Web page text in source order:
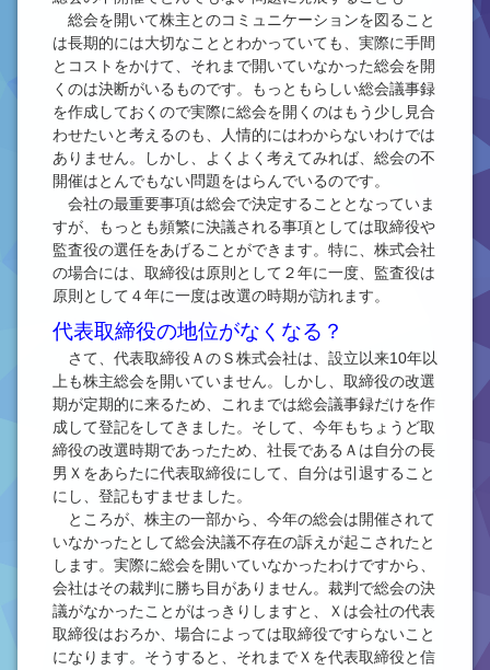
総会を開いて株主とのコミュニケーションを図ること
は長期的には大切なこととわかっていても、実際に手間
とコストをかけて、それまで開いていなかった総会を開
くのは決断がいるものです。もっともらしい総会議事録
を作成しておくので実際に総会を開くのはもう少し見合
わせたいと考えるのも、人情的にはわからないわけでは
ありません。しかし、よくよく考えてみれば、総会の不
開催はとんでもない問題をはらんでいるのです。
会社の最重要事項は総会で決定することとなっていま
すが、もっとも頻繁に決議される事項としては取締役や
監査役の選任をあげることができます。特に、株式会社
の場合には、取締役は原則として２年に一度、監査役は
原則として４年に一度は改選の時期が訪れます。
代表取締役の地位がなくなる？
さて、代表取締役ＡのＳ株式会社は、設立以来10年以
上も株主総会を開いていません。しかし、取締役の改選
期が定期的に来るため、これまでは総会議事録だけを作
成して登記をしてきました。そして、今年もちょうど取
締役の改選時期であったため、社長であるＡは自分の長
男Ｘをあらたに代表取締役にして、自分は引退すること
にし、登記もすませました。
ところが、株主の一部から、今年の総会は開催されて
いなかったとして総会決議不存在の訴えが起こされたと
します。実際に総会を開いていなかったわけですから、
会社はその裁判に勝ち目がありません。裁判で総会の決
議がなかったことがはっきりしますと、Ｘは会社の代表
取締役はおろか、場合によっては取締役ですらないこと
になります。そうすると、それまでＸを代表取締役と信